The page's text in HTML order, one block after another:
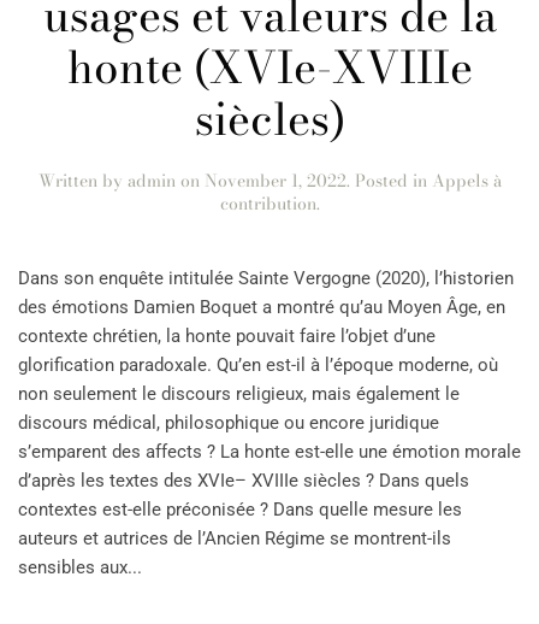
usages et valeurs de la
honte (XVIe-XVIIIe
siècles)
Written by admin on November 1, 2022. Posted in Appels à
contribution.
Dans son enquête intitulée Sainte Vergogne (2020), l’historien
des émotions Damien Boquet a montré qu’au Moyen Âge, en
contexte chrétien, la honte pouvait faire l’objet d’une
glorification paradoxale. Qu’en est-il à l’époque moderne, où
non seulement le discours religieux, mais également le
discours médical, philosophique ou encore juridique
s’emparent des affects ? La honte est-elle une émotion morale
d’après les textes des XVIe– XVIIIe siècles ? Dans quels
contextes est-elle préconisée ? Dans quelle mesure les
auteurs et autrices de l’Ancien Régime se montrent-ils
sensibles aux...